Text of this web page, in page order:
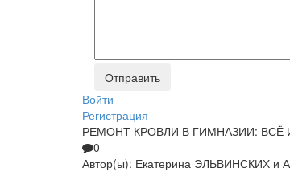
Войти
Регистрация
РЕМОНТ КРОВЛИ В ГИМНАЗИИ: ВСЁ
0
Автор(ы): Екатерина ЭЛЬВИНСКИХ и